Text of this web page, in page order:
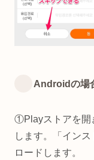
Androidの場
①Playストアを開
します。「イン
ロードします。